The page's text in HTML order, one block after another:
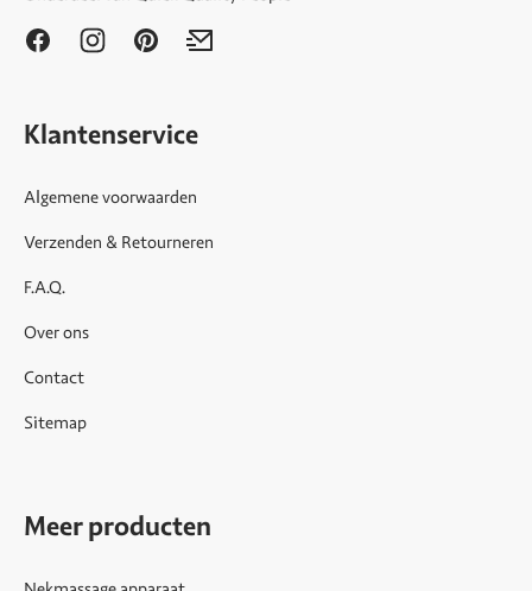
Klantenservice
Algemene voorwaarden
Verzenden & Retourneren
F.A.Q.
Over ons
Contact
Sitemap
Meer producten